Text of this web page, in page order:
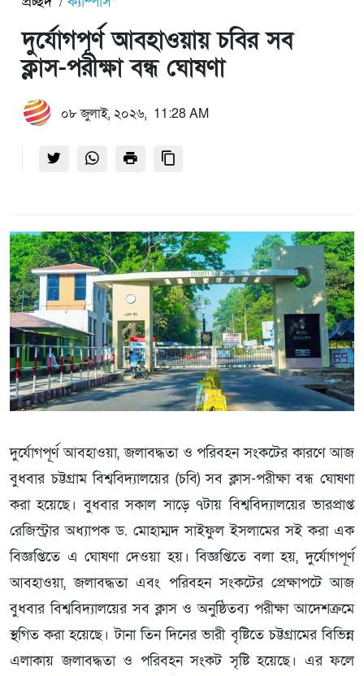
দুর্যোগপূর্ণ আবহাওয়ায় চবির সব
ক্লাস-পরীক্ষা বন্ধ ঘোষণা
০৮ জুলাই, ২০২৬, 11:28 AM
দুর্যোগপূর্ণ আবহাওয়া, জলাবদ্ধতা ও পরিবহন সংকটের কারণে আজ
বুধবার চট্টগ্রাম বিশ্ববিদ্যালয়ের (চবি) সব ক্লাস-পরীক্ষা বন্ধ ঘোষণা
করা হয়েছে। বুধবার সকাল সাড়ে ৭টায় বিশ্ববিদ্যালয়ের ভারপ্রাপ্ত
রেজিস্ট্রার অধ্যাপক ড. মোহাম্মদ সাইফুল ইসলামের সই করা এক
বিজ্ঞপ্তিতে এ ঘোষণা দেওয়া হয়। বিজ্ঞপ্তিতে বলা হয়, দুর্যোগপূর্ণ
আবহাওয়া, জলাবদ্ধতা এবং পরিবহন সংকটের প্রেক্ষাপটে আজ
বুধবার বিশ্ববিদ্যালয়ের সব ক্লাস ও অনুষ্ঠিতব্য পরীক্ষা আদেশক্রমে
স্থগিত করা হয়েছে। টানা তিন দিনের ভারী বৃষ্টিতে চট্টগ্রামের বিভিন্ন
এলাকায় জলাবদ্ধতা ও পরিবহন সংকট সৃষ্টি হয়েছে। এর ফলে